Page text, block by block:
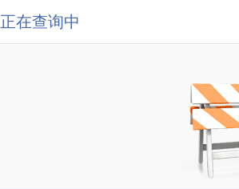
正在查询中